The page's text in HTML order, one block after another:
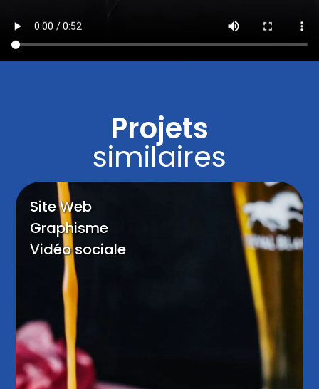
Projets
similaires
Site Web
Graphisme
Vidéo sociale